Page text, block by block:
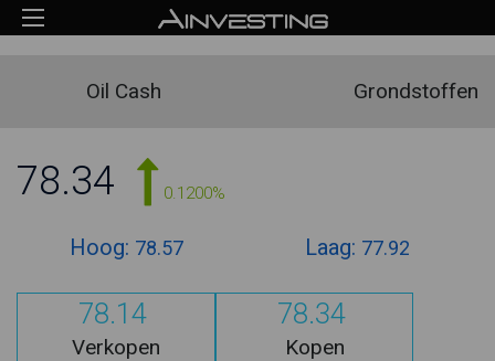
Oil Cash Grondstoffen
78.34 0.1200%
Hoog: 78.57 Laag: 77.92
78.14
Verkopen
78.34
Kopen